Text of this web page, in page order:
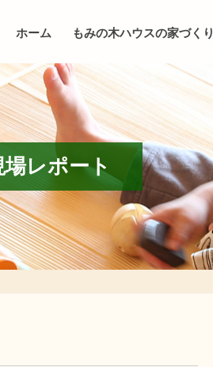
ホーム もみの木ハウスの家づくり
場レポート